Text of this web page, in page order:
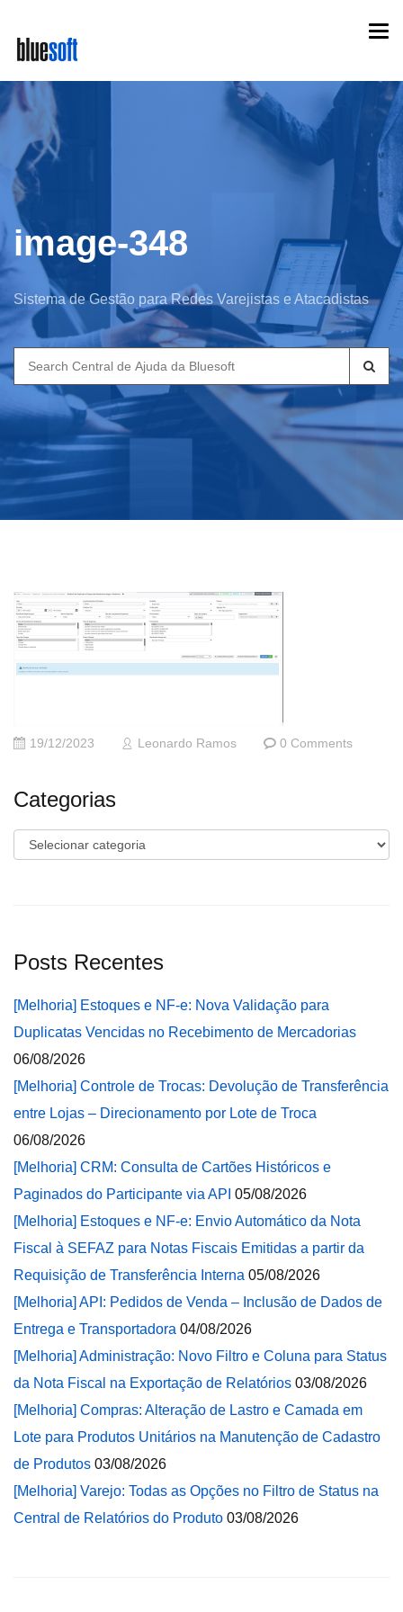
main
content
image-348
Sistema de Gestão para Redes Varejistas e Atacadistas
Search
for:
19/12/2023 Leonardo Ramos 0 Comments
Categorias
Categorias
Posts Recentes
[Melhoria] Estoques e NF-e: Nova Validação para
Duplicatas Vencidas no Recebimento de Mercadorias
06/08/2026
[Melhoria] Controle de Trocas: Devolução de Transferência
entre Lojas – Direcionamento por Lote de Troca
06/08/2026
[Melhoria] CRM: Consulta de Cartões Históricos e
Paginados do Participante via API 05/08/2026
[Melhoria] Estoques e NF-e: Envio Automático da Nota
Fiscal à SEFAZ para Notas Fiscais Emitidas a partir da
Requisição de Transferência Interna 05/08/2026
[Melhoria] API: Pedidos de Venda – Inclusão de Dados de
Entrega e Transportadora 04/08/2026
[Melhoria] Administração: Novo Filtro e Coluna para Status
da Nota Fiscal na Exportação de Relatórios 03/08/2026
[Melhoria] Compras: Alteração de Lastro e Camada em
Lote para Produtos Unitários na Manutenção de Cadastro
de Produtos 03/08/2026
[Melhoria] Varejo: Todas as Opções no Filtro de Status na
Central de Relatórios do Produto 03/08/2026